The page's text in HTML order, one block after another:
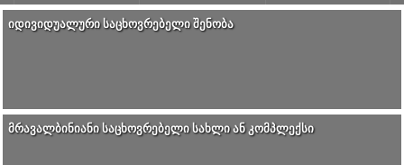
ᲘᲓᲘᲕᲘᲓᲣᲐᲚᲣᲠᲘ ᲡᲐᲪᲮᲝᲕᲠᲔᲑᲔᲚᲘ ᲨᲔᲜᲝᲑᲐ
ᲛᲠᲐᲕᲐᲚᲑᲘᲜᲘᲐᲜᲘ ᲡᲐᲪᲮᲝᲕᲠᲔᲑᲔᲚᲘ ᲡᲐᲮᲚᲘ ᲐᲜ ᲙᲝᲛᲞᲚᲔᲥᲡᲘ